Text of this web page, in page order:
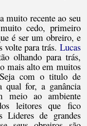
muito recente ao seu
cedo, primeiro
é ser um obreiro, e
volte para trás. Lucas
olhando para trás,
mais alto em muitos
com o titulo de
qual for, a ganância
meio ao ambiente
leitores que fico
Lideres de grandes